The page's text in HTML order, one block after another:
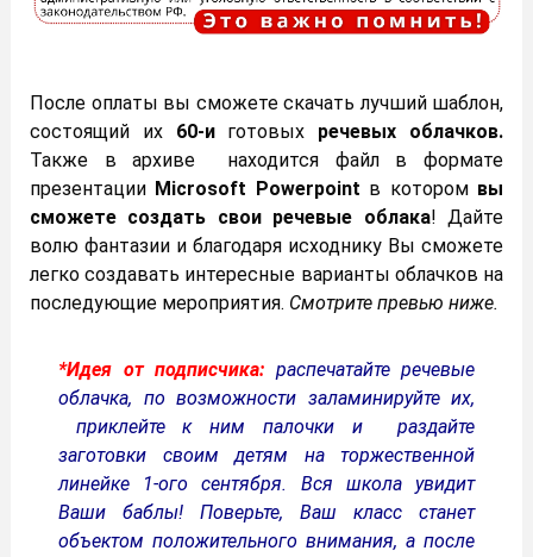
После оплаты вы сможете скачать лучший шаблон,
состоящий их 60-иготовых речевых облачков.
Также в архиве находится файл в формате
презентации Microsoft Powerpoint в котором вы
сможете создать свои речевые облака! Дайте
волю фантазии и благодаря исходнику Вы сможете
легко создавать интересные варианты облачков на
последующие мероприятия. Смотрите превью ниже.
*Идея от подписчика: распечатайте речевые
облачка, по возможности заламинируйте их,
приклейте к ним палочки и раздайте
заготовки своим детям на торжественной
линейке 1-ого сентября. Вся школа увидит
Ваши баблы! Поверьте, Ваш класс станет
объектом положительного внимания, а после